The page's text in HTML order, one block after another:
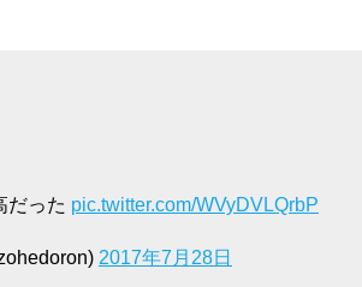
だった pic.twitter.com/WVyDVLQrbP
2017年7月28日